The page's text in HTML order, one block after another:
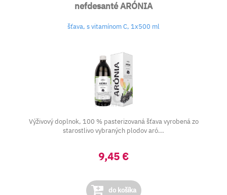
nefdesanté ARÓNIA
šťava, s vitamínom C, 1x500 ml
Výživový doplnok, 100 % pasterizovaná šťava vyrobená zo
starostlivo vybraných plodov aró...
9,45 €
do košíka